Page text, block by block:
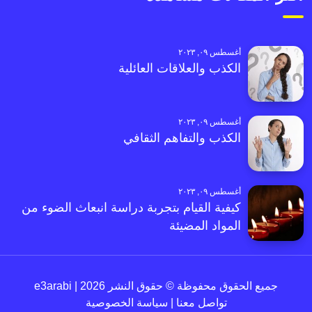
أغسطس ٠٩, ٢٠٢٣
الكذب والعلاقات العائلية
أغسطس ٠٩, ٢٠٢٣
الكذب والتفاهم الثقافي
أغسطس ٠٩, ٢٠٢٣
كيفية القيام بتجربة دراسة انبعاث الضوء من
المواد المضيئة
جميع الحقوق محفوظة © حقوق النشر 2026 | e3arabi
تواصل معنا
سياسة الخصوصية